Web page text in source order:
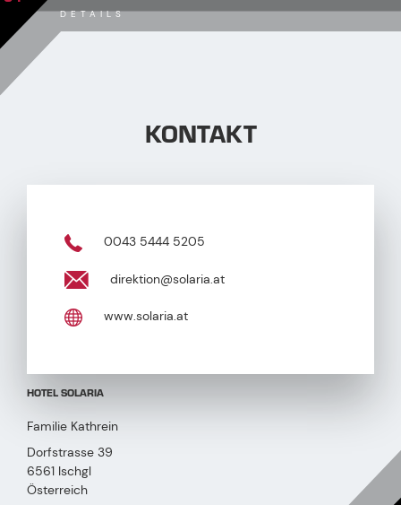
DETAILS
KONTAKT
0043 5444 5205
direktion@solaria.at
www.solaria.at
HOTEL SOLARIA
Familie Kathrein
Dorfstrasse 39
6561 Ischgl
Österreich